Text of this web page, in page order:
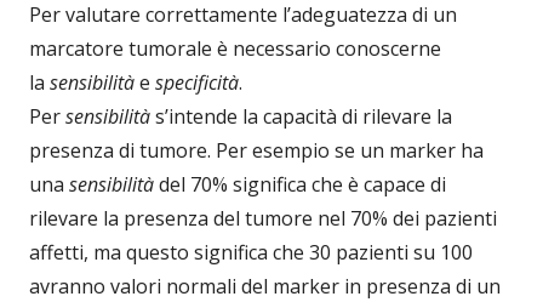
Per valutare correttamente l’adeguatezza di un
marcatore tumorale è necessario conoscerne
la sensibilitàe specificità.
Persensibilitàs’intende la capacità di rilevare la
presenza di tumore. Per esempio se un marker ha
una sensibilitàdel 70% significa che è capace di
rilevare la presenza del tumore nel 70% dei pazienti
affetti, ma questo significa che 30 pazienti su 100
avranno valori normali del marker in presenza di un